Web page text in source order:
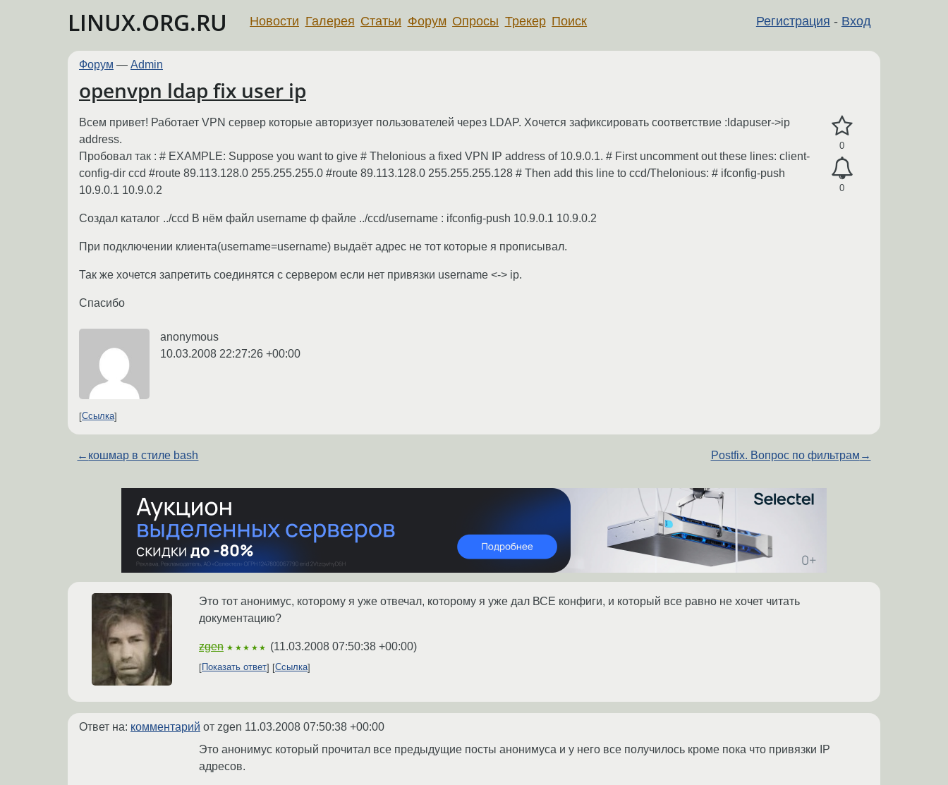
LINUX.ORG.RU Регистрация - Вход
Новости Галерея Статьи Форум Опросы Трекер Поиск
Форум — Admin
openvpn ldap fix user ip
0
0
Всем привет! Работает VPN сервер которые авторизует пользователей через LDAP. Хочется зафиксировать соответствие :ldapuser->ip
address.
Пробовал так : # EXAMPLE: Suppose you want to give # Thelonious a fixed VPN IP address of 10.9.0.1. # First uncomment out these lines: client-
config-dir ccd #route 89.113.128.0 255.255.255.0 #route 89.113.128.0 255.255.255.128 # Then add this line to ccd/Thelonious: # ifconfig-push
10.9.0.1 10.9.0.2
Создал каталог ../ccd В нём файл username ф файле ../ccd/username : ifconfig-push 10.9.0.1 10.9.0.2
При подключении клиента(username=username) выдаёт адрес не тот которые я прописывал.
Так же хочется запретить соединятся с сервером если нет привязки username <-> ip.
Спасибо
anonymous
10.03.2008 22:27:26 +00:00
Ссылка
← кошмар в стиле bash Postfix. Вопрос по фильтрам →
Это тот анонимус, которому я уже отвечал, которому я уже дал ВСЕ конфиги, и который все равно не хочет читать
документацию?
zgen ★★★★★ (11.03.2008 07:50:38 +00:00)
Показать ответ Ссылка
Ответ на: комментарий от zgen 11.03.2008 07:50:38 +00:00
Это анонимус который прочитал все предыдущие посты анонимуса и у него все получилось кроме пока что привязки IP
адресов.